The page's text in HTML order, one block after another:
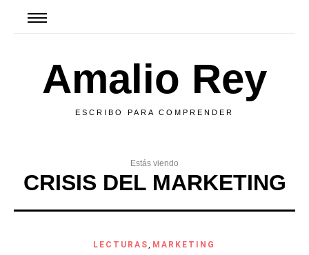
Amalio Rey
ESCRIBO PARA COMPRENDER
Estás viendo
CRISIS DEL MARKETING
LECTURAS, MARKETING